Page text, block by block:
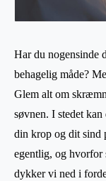
Har du nogensinde
behagelig måde?
Glem alt om
søvnen. I stedet
din krop og dit sind
egentlig, og hvorfor
dykker vi ned i